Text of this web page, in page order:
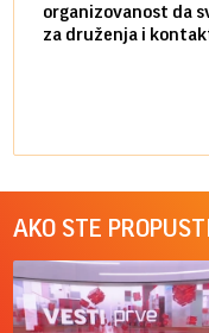
organizovanost da
za druženja i
AKO STE